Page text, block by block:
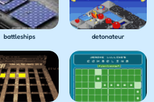
battleships detonateur